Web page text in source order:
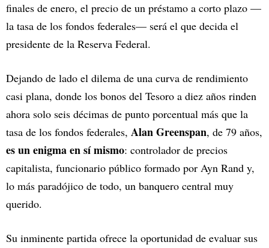
finales de enero, el precio de un préstamo a corto plazo —
la tasa de los fondos federales— será el que decida el
presidente de la Reserva Federal.
Dejando de lado el dilema de una curva de rendimiento
casi plana, donde los bonos del Tesoro a diez años rinden
ahora solo seis décimas de punto porcentual más que la
tasa de los fondos federales, Alan Greenspan, de 79 años,
es un enigma en sí mismo: controlador de precios
capitalista, funcionario público formado por Ayn Rand y,
lo más paradójico de todo, un banquero central muy
querido.
Su inminente partida ofrece la oportunidad de evaluar sus